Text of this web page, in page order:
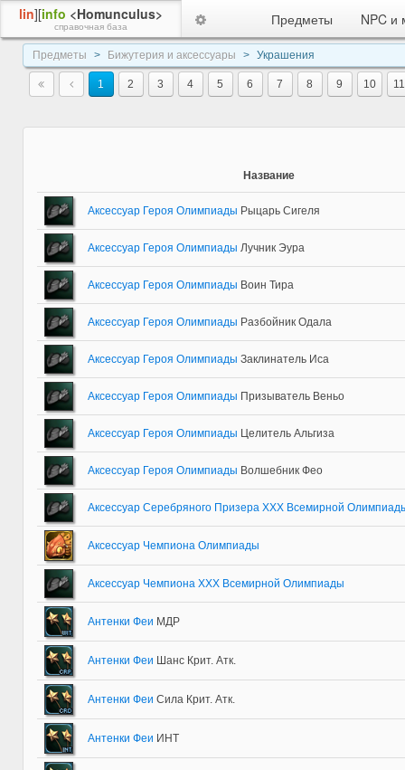
lin][info <Homunculus>
справочная база Предметы NPC и
Предметы Бижутерия и аксессуары Украшения
1 2 3 4 5 6 7 8 9 10 11
Название
Аксессуар Героя Олимпиады Рыцарь Сигеля
Аксессуар Героя Олимпиады Лучник Эура
Аксессуар Героя Олимпиады Воин Тира
Аксессуар Героя Олимпиады Разбойник Одала
Аксессуар Героя Олимпиады Заклинатель Иса
Аксессуар Героя Олимпиады Призыватель Веньо
Аксессуар Героя Олимпиады Целитель Альгиза
Аксессуар Героя Олимпиады Волшебник Фео
Аксессуар Серебряного Призера ХХХ Всемирной
Аксессуар Чемпиона Олимпиады
Аксессуар Чемпиона ХХХ Всемирной Олимпиады
Антенки Феи МДР
Антенки Феи Шанс Крит. Атк.
Антенки Феи Сила Крит. Атк.
Антенки Феи ИНТ